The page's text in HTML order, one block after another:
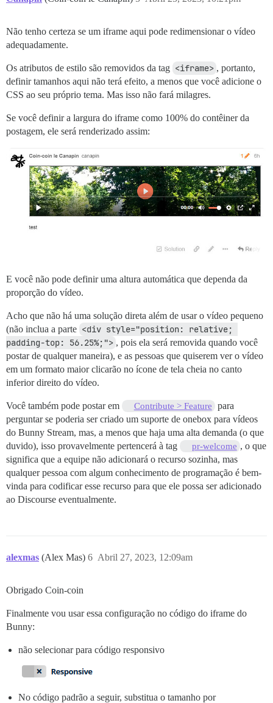
Não tenho certeza se um iframe aqui pode redimensionar o vídeo
adequadamente.
Os atributos de estilo são removidos da tag <iframe> , portanto,
definir tamanhos aqui não terá efeito, a menos que você adicione o
CSS ao seu próprio tema. Mas isso não fará milagres.
Se você definir a largura do iframe como 100% do contêiner da
postagem, ele será renderizado assim:
E você não pode definir uma altura automática que dependa da
proporção do vídeo.
Acho que não há uma solução direta além de usar o vídeo pequeno
(não inclua a parte <div style="position: relative;
padding-top: 56.25%;"> , pois ela será removida quando você
postar de qualquer maneira), e as pessoas que quiserem ver o vídeo
em um formato maior clicarão no ícone de tela cheia no canto
inferior direito do vídeo.
Você também pode postar em Contribute > Feature
para
perguntar se poderia ser criado um suporte de onebox para vídeos
do Bunny Stream, mas, a menos que haja uma alta demanda (o que
duvido), isso provavelmente pertencerá à tag
pr-welcome , o que
significa que a equipe não adicionará o recurso sozinha, mas
qualquer pessoa com algum conhecimento de programação é bem-
vinda para codificar esse recurso para que ele possa ser adicionado
ao Discourse eventualmente.
alexmas (Alex Mas) Abril 27, 2023, 12:09am
6
Obrigado Coin-coin
Finalmente vou usar essa configuração no código do iframe do
Bunny:
não selecionar para código responsivo
No código padrão a seguir, substitua o tamanho por